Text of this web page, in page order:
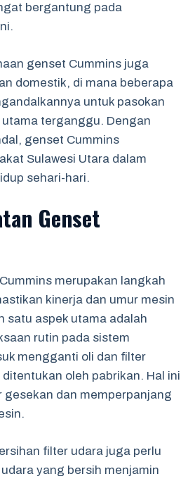
bergantung pada
genset Cummins juga
domestik, di mana beberapa
untuk pasokan
terganggu. Dengan
genset Cummins
Sulawesi Utara dalam
sehari-hari.
Genset
merupakan langkah
kinerja dan umur mesin
satu aspek utama adalah
rutin pada sistem
mengganti oli dan filter
oleh pabrikan. Hal ini
gesekan dan memperpanjang
filter udara juga perlu
yang bersih menjamin